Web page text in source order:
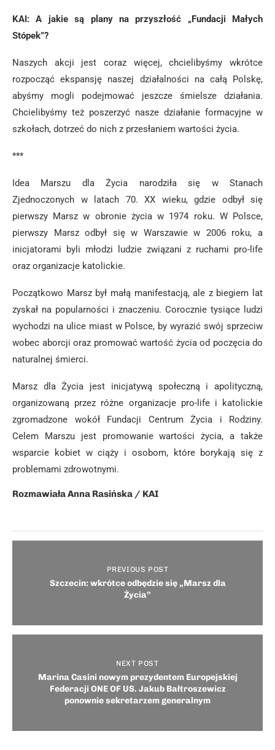
KAI: A jakie są plany na przyszłość „Fundacji Małych
Stópek”?
Naszych akcji jest coraz więcej, chcielibyśmy wkrótce
rozpocząć ekspansję naszej działalności na całą Polskę,
abyśmy mogli podejmować jeszcze śmielsze działania.
Chcielibyśmy też poszerzyć nasze działanie formacyjne w
szkołach, dotrzeć do nich z przesłaniem wartości życia.
***
Idea Marszu dla Życia narodziła się w Stanach
Zjednoczonych w latach 70. XX wieku, gdzie odbył się
pierwszy Marsz w obronie życia w 1974 roku. W Polsce,
pierwszy Marsz odbył się w Warszawie w 2006 roku, a
inicjatorami byli młodzi ludzie związani z ruchami pro-life
oraz organizacje katolickie.
Początkowo Marsz był małą manifestacją, ale z biegiem lat
zyskał na popularności i znaczeniu. Corocznie tysiące ludzi
wychodzi na ulice miast w Polsce, by wyrazić swój sprzeciw
wobec aborcji oraz promować wartość życia od poczęcia do
naturalnej śmierci.
Marsz dla Życia jest inicjatywą społeczną i apolityczną,
organizowaną przez różne organizacje pro-life i katolickie
zgromadzone wokół Fundacji Centrum Życia i Rodziny.
Celem Marszu jest promowanie wartości życia, a także
wsparcie kobiet w ciąży i osobom, które borykają się z
problemami zdrowotnymi.
Rozmawiała Anna Rasińska / KAI
PREVIOUS POST
Szczecin: wkrótce odbędzie się „Marsz dla
Życia”
NEXT POST
Marina Casini nowym prezydentem Europejskiej
Federacji ONE OF US. Jakub Bałtroszewicz
ponownie sekretarzem generalnym